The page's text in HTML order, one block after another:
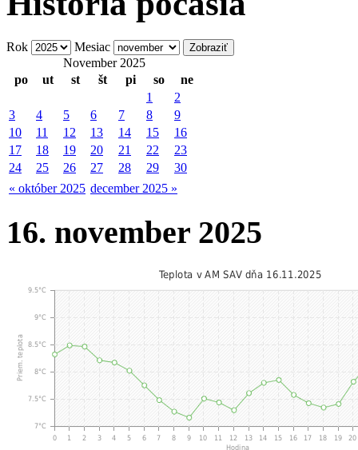
Rok
Mesiac
November 2025
po
ut st št pi so ne
« október 2025 december 2025 »
1
2
3
4 5 6 7 8
9
10
11 12 13 14 15
16
17
18 19 20 21 22
23
24
25 26 27 28 29 30
16. november 2025